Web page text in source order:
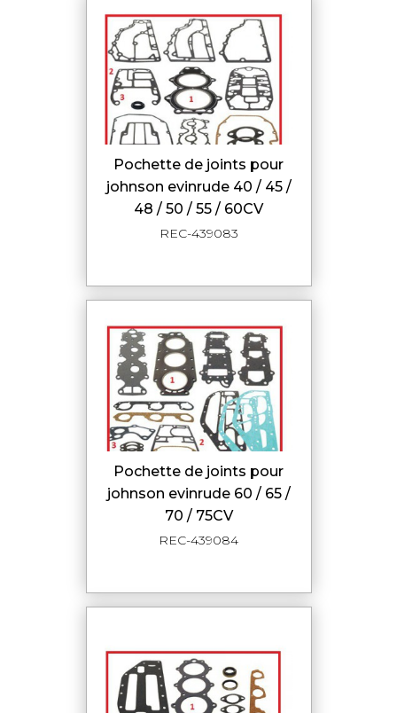
pochette de joints pour
johnson evinrude 40 / 45 /
48 / 50 / 55 / 60CV
REC-439083
pochette de joints pour
johnson evinrude 60 / 65 /
70 / 75CV
REC-439084